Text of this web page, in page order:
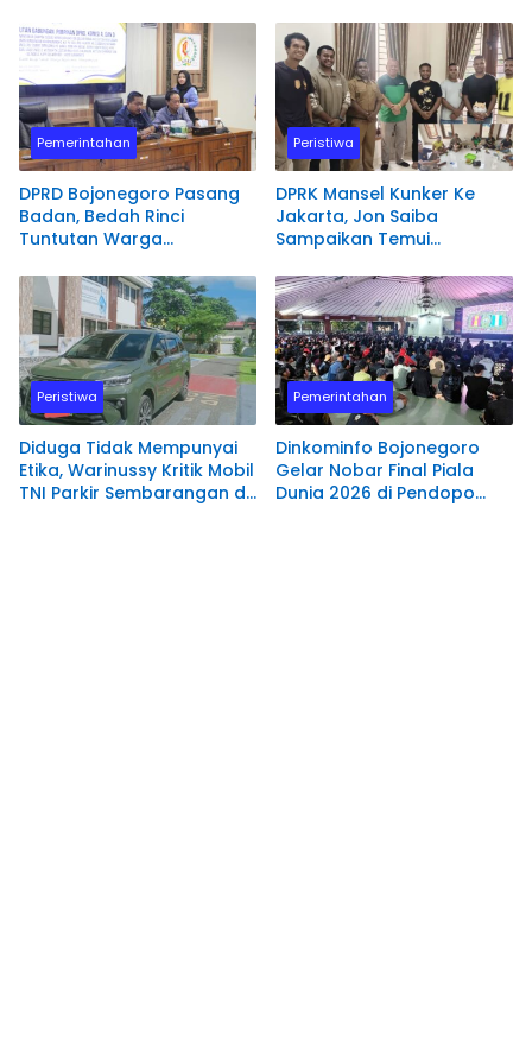
Laporannya.
Pemerintahan
DPRD Bojonegoro Pasang
Badan, Bedah Rinci
Tuntutan Warga
Bendungan Karangnongko
Peristiwa
DPRK Mansel Kunker Ke
Jakarta, Jon Saiba
Sampaikan Temui
Melaksanakan Diskusi
Terkait Masa Depan
Sumber daya Manusia.
Peristiwa
Diduga Tidak Mempunyai
Etika, Warinussy Kritik Mobil
TNI Parkir Sembarangan di
Pemerintahan
Dinkominfo Bojonegoro
Gelar Nobar Final Piala
Dunia 2026 di Pendopo